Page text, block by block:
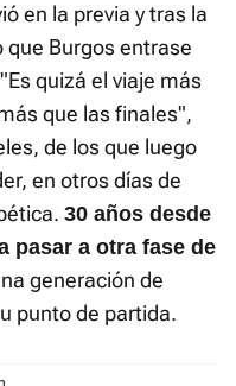
en la previa y tras la
Burgos entrase
quizá el viaje más
que las finales",
de los que luego
en otros días de
30 años desde
pasar a otra fase de
generación de
punto de partida.